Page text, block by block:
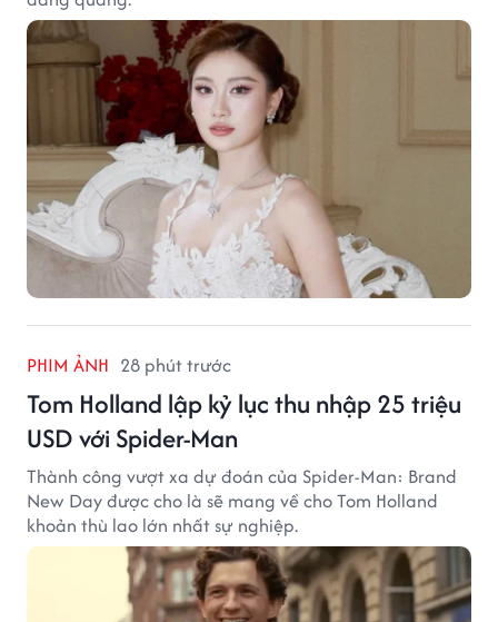
PHIM ẢNH 28 phút trước
Tom Holland lập kỷ lục thu nhập 25 triệu
USD với Spider-Man
Thành công vượt xa dự đoán của Spider-Man: Brand
New Day được cho là sẽ mang về cho Tom Holland
khoản thù lao lớn nhất sự nghiệp.